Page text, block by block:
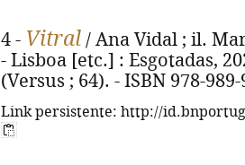
4 - Vitral / Ana Vidal ; il.
- Lisboa [etc.] : Esgotadas,
(Versus ; 64). - ISBN 978-
Link persistente: http://